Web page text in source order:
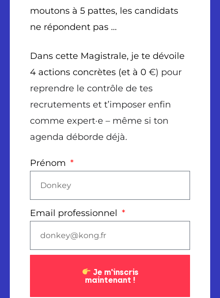
moutons à 5 pattes, les candidats
ne répondent pas …
Dans cette Magistrale, je te dévoile
4 actions concrètes (et à 0 €) pour
reprendre le contrôle de tes
recrutements et t’imposer enfin
comme expert·e – même si ton
agenda déborde déjà.
Prénom
Email professionnel
Je m'inscris
maintenant !